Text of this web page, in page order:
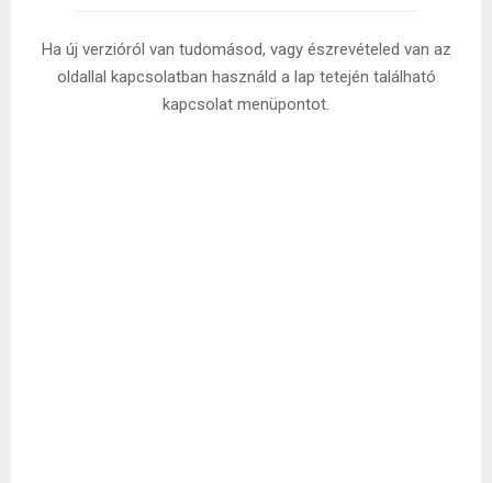
Ha új verzióról van tudomásod, vagy észrevételed van az
oldallal kapcsolatban használd a lap tetején található
kapcsolat menüpontot.